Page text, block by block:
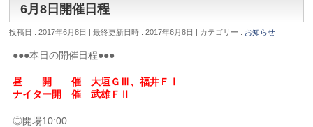
6月8日開催日程
投稿日 : 2017年6月8日 最終更新日時 : 2017年6月8日 カテゴリー : お知らせ
●●●本日の開催日程●●●
昼 開 催 大垣ＧⅢ、福井ＦⅠ
ナイター開 催 武雄ＦⅡ
◎開場10:00